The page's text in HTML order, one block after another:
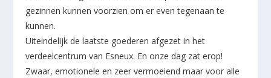
gezinnen kunnen voorzien om er even tegenaan te
kunnen.
Uiteindelijk de laatste goederen afgezet in het
verdeelcentrum van Esneux. En onze dag zat erop!
Zwaar, emotionele en zeer vermoeiend maar voor alle